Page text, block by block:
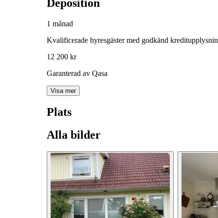
Deposition
1 månad
Kvalificerade hyresgäster med godkänd
12 200 kr
Garanterad av Qasa
Visa mer
Plats
Alla bilder